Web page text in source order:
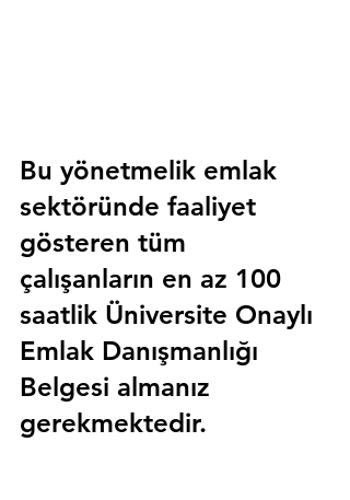
Bu yönetmelik emlak
sektöründe faaliyet
gösteren tüm
çalışanların en az 100
saatlik Üniversite Onaylı
Emlak Danışmanlığı
Belgesi almanız
gerekmektedir.